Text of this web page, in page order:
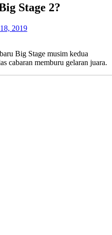
Stage 2?
2019
Big Stage musim kedua
cabaran memburu gelaran juara.